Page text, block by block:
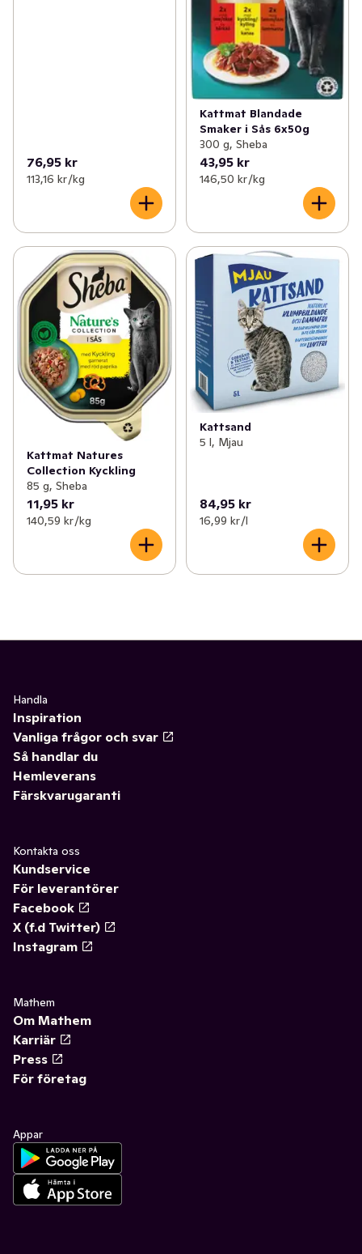
76,95 kr
113,16 kr /kg
Kattmat Blandade
Smaker i Sås 6x50g
300 g, Sheba
43,95 kr
146,50 kr /kg
Kattmat Natures
Collection Kyckling
85 g, Sheba
11,95 kr
140,59 kr /kg
Kattsand
5 l, Mjau
84,95 kr
16,99 kr /l
Handla
Inspiration
Vanliga frågor och svar
Så handlar du
Hemleverans
Färskvarugaranti
Kontakta oss
Kundservice
För leverantörer
Facebook
X (f.d Twitter)
Instagram
Mathem
Om Mathem
Karriär
Press
För företag
Appar